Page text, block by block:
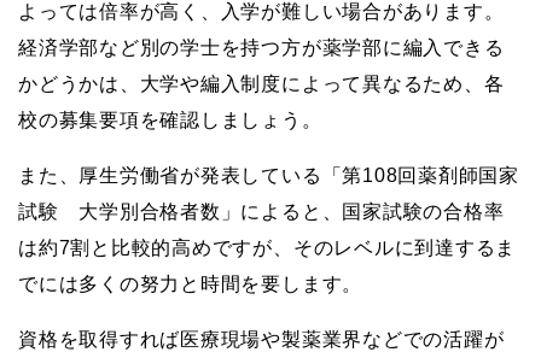
よっては倍率が高く、入学が難しい場合があります。
経済学部など別の学士を持つ方が薬学部に編入できる
かどうかは、大学や編入制度によって異なるため、各
校の募集要項を確認しましょう。
また、厚生労働省が発表している「第108回薬剤師国家
試験 大学別合格者数」によると、国家試験の合格率
は約7割と比較的高めですが、そのレベルに到達するま
でには多くの努力と時間を要します。
資格を取得すれば医療現場や製薬業界などでの活躍が